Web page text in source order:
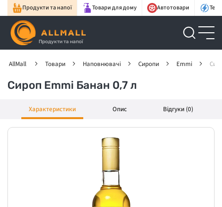
Продукти та напої Товари для дому Автотовари
Продукти та напої
AllMall Товари Наповнювачі Сиропи Emmi
Сироп Emmi Банан 0,7 л
Характеристики Опис Відгуки (0)